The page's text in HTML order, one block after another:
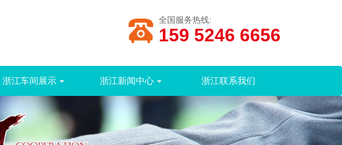
全国服务热线:
159 5246 6656
浙江车间展示 浙江新闻中心 浙江联系我们